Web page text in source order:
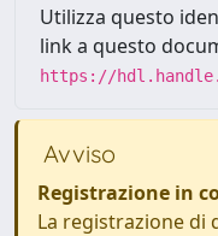
Utilizza questo
link a questo
https://
Avviso
Registrazione in
La registrazione di